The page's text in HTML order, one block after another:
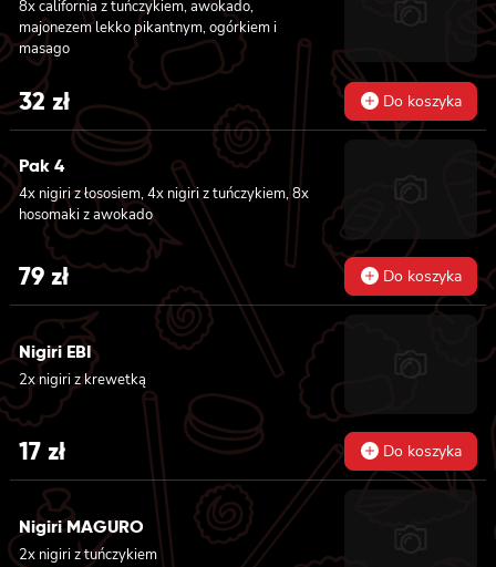
8x california z tuńczykiem, awokado,
majonezem lekko pikantnym, ogórkiem i
masago
32zł Do koszyka
Pak 4
4x nigiri z łososiem, 4x nigiri z tuńczykiem, 8x
hosomaki z awokado
79 zł Do koszyka
Nigiri EBI
2x nigiri z krewetką
17 zł Do koszyka
Nigiri MAGURO
2x nigiri z tuńczykiem